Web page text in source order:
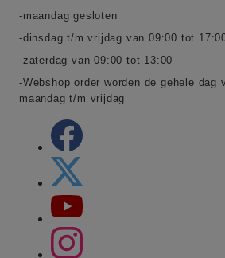
-maandag gesloten
-dinsdag t/m vrijdag van 09:00 tot
-zaterdag van 09:00 tot 13:00
-Webshop order worden de gehele dag
maandag t/m vrijdag